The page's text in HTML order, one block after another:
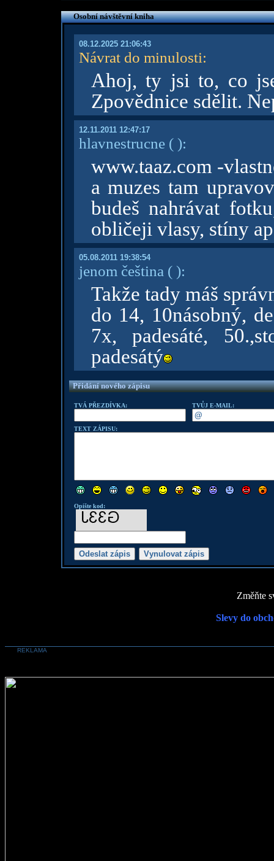
Osobní návštěvní kniha
08.12.2025 21:06:43
Návrat do minulosti:
Ahoj, ty jsi to, co
Zpovědnice sdělit.
12.11.2011 12:47:17
hlavnestrucne( ):
www.taaz.com -
a muzes tam
budeš nahrávat
obličeji vlasy, stíny
05.08.2011 19:38:54
jenom čeština ( ):
Takže tady máš
do 14, 10násobný,
7x, padesáté,
padesátý
Přidání nového zápisu
TVÁ PŘEZDÍVKA: TVŮJ E-MAIL:
TEXT ZÁPISU:
Opište kod:
Změňte
Slevy do
REKLAMA